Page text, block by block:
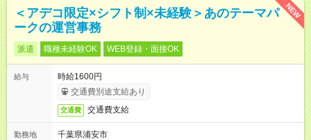
NEW
＜アデコ限定×シフト制×未経験＞あのテーマパ
ークの運営事務
派遣 職種未経験OK WEB登録・面接OK
給与
時給1600円
交通費別途支給あり
交通費 交通費支給
勤務地
千葉県浦安市